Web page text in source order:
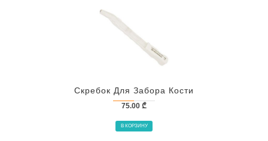
Скребок Для Забора Кости
75.00 ₾
В КОРЗИНУ